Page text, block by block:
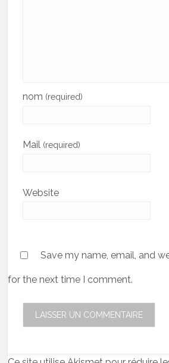
nom (required)
Mail (required)
Website
Save my name, email, and
for the next time I comment.